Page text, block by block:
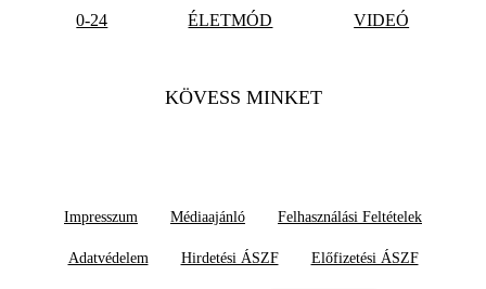
0-24 ÉLETMÓD VIDEÓ
KÖVESS MINKET
Impresszum Médiaajánló Felhasználási Feltételek
Adatvédelem Hirdetési ÁSZF Előfizetési ÁSZF